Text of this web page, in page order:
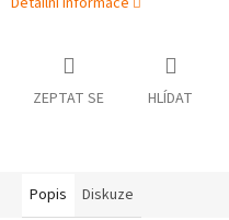
ZEPTAT SE HLÍDAT
Popis Diskuze